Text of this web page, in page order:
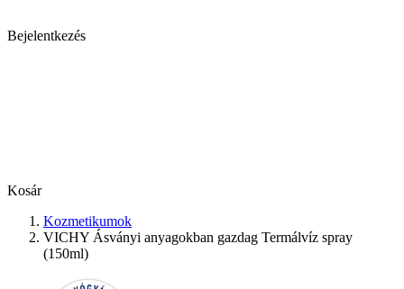
Bejelentkezés
Kosár
Kozmetikumok
VICHY Ásványi anyagokban gazdag Termálvíz spray
(150ml)